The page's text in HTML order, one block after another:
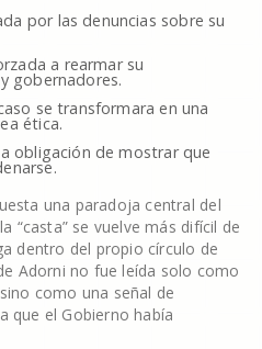
por las denuncias sobre su
a rearmar su
gobernadores.
se transformara en una
ética.
obligación de mostrar que
una paradoja central del
“casta” se vuelve más difícil de
dentro del propio círculo de
Adorni no fue leída solo como
como una señal de
que el Gobierno había